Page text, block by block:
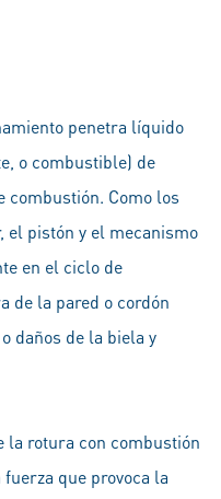
penetra líquido
o combustible) de
combustión. Como los
el pistón y el mecanismo
en el ciclo de
de la pared o cordón
daños de la biela y
la rotura con combustión
que provoca la